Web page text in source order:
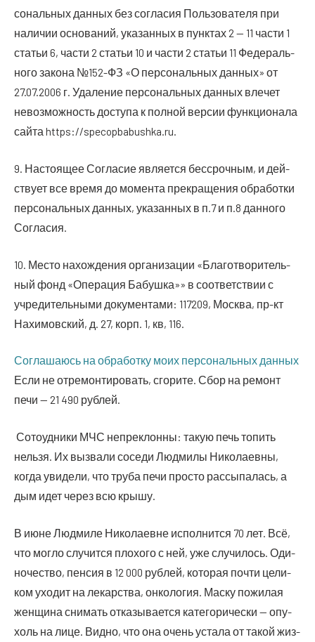
со­наль­ных дан­ных без согла­сия Поль­зо­ва­те­ля при
нали­чии осно­ва­ний, ука­зан­ных в пунк­тах 2 — 11 части 1
ста­тьи 6, части 2 ста­тьи 10 и части 2 ста­тьи 11 Феде­раль­
но­го зако­на №152-ФЗ «О пер­со­наль­ных дан­ных» от
27.07.2006 г. Уда­ле­ние пер­со­наль­ных дан­ных вле­чет
невоз­мож­ность досту­па к пол­ной вер­сии функ­ци­о­на­ла
сай­та https://specopbabushka.ru.
9. Насто­я­щее Согла­сие явля­ет­ся бес­сроч­ным, и дей­
ству­ет все вре­мя до момен­та пре­кра­ще­ния обра­бот­ки
пер­со­наль­ных дан­ных, ука­зан­ных в п.7 и п.8 дан­но­го
Согласия.
10. Место нахож­де­ния орга­ни­за­ции «Бла­го­тво­ри­тель­
ный фонд «Опе­ра­ция Бабуш­ка»» в соот­вет­ствии с
учре­ди­тель­ны­ми доку­мен­та­ми: 117209, Москва, пр-кт
Нахи­мов­ский, д. 27, корп. 1, кв, 116.
Согла­ша­юсь на обра­бот­ку моих пер­со­наль­ных данных
Если не отре­мон­ти­ро­вать, сго­ри­те. Сбор на ремонт
печи — 21 490 рублей.
Сото­уд­ни­ки МЧС непре­клон­ны: такую печь топить
нель­зя. Их вызва­ли сосе­ди Люд­ми­лы Нико­ла­ев­ны,
когда уви­де­ли, что тру­ба печи про­сто рас­сы­па­лась, а
дым идет через всю крышу.
В июне Люд­ми­ле Нико­ла­евне испол­нит­ся 70 лет. Всё,
что мог­ло слу­чит­ся пло­хо­го с ней, уже слу­чи­лось. Оди­
но­че­ство, пен­сия в 12 000 руб­лей, кото­рая почти цели­
ком ухо­дит на лекар­ства, онко­ло­гия. Мас­ку пожи­лая
жен­щи­на сни­мать отка­зы­ва­ет­ся кате­го­ри­че­ски — опу­
холь на лице. Вид­но, что она очень уста­ла от такой жиз­